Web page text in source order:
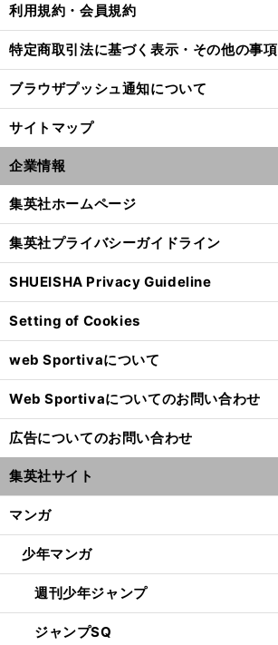
利用規約・会員規約
特定商取引法に基づく表示・その他の事項
ブラウザプッシュ通知について
サイトマップ
企業情報
集英社ホームページ
集英社プライバシーガイドライン
SHUEISHA Privacy Guideline
Setting of Cookies
web Sportivaについて
Web Sportivaについてのお問い合わせ
広告についてのお問い合わせ
集英社サイト
マンガ
少年マンガ
週刊少年ジャンプ
ジャンプSQ